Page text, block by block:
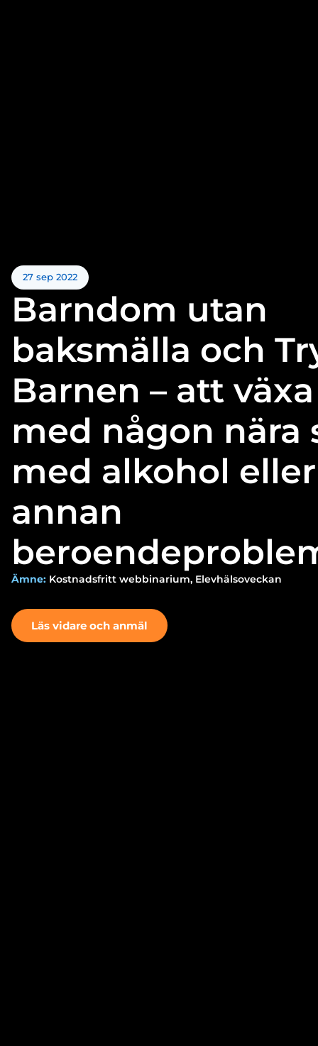
27 sep 2022
Barndom utan
baksmälla och
Barnen – att
med någon nära
med alkohol eller
annan
Ämne: Kostnadsfritt webbinarium, Elevhälsoveckan
Läs vidare och anmäl